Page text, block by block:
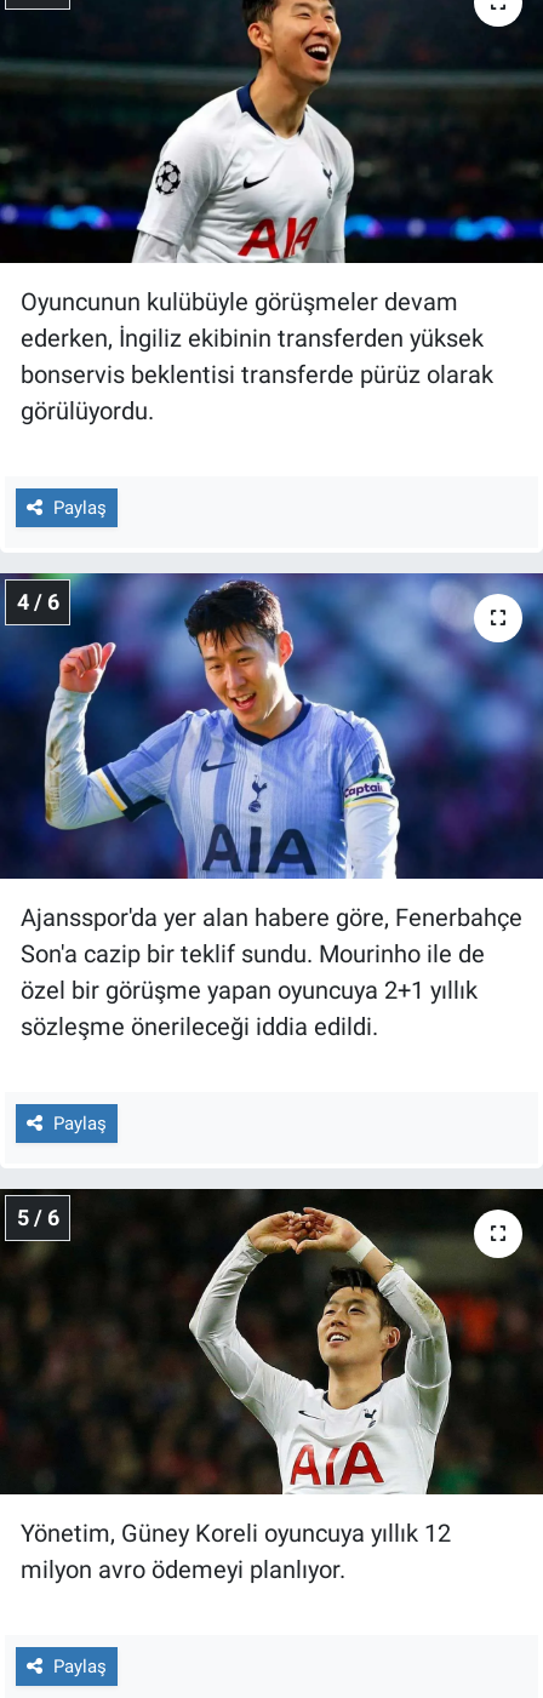
Oyuncunun kulübüyle görüşmeler devam
ederken, İngiliz ekibinin transferden yüksek
bonservis beklentisi transferde pürüz olarak
görülüyordu.
Paylaş
4 / 6
Ajansspor'da yer alan habere göre, Fenerbahçe
Son'a cazip bir teklif sundu. Mourinho ile de
özel bir görüşme yapan oyuncuya 2+1 yıllık
sözleşme önerileceği iddia edildi.
Paylaş
5 / 6
Yönetim, Güney Koreli oyuncuya yıllık 12
milyon avro ödemeyi planlıyor.
Paylaş